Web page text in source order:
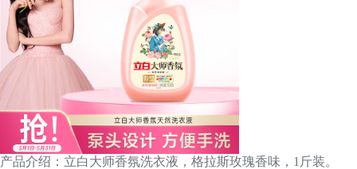
产品介绍：立白大师香氛洗衣液，格拉斯玫瑰香味，1斤装。